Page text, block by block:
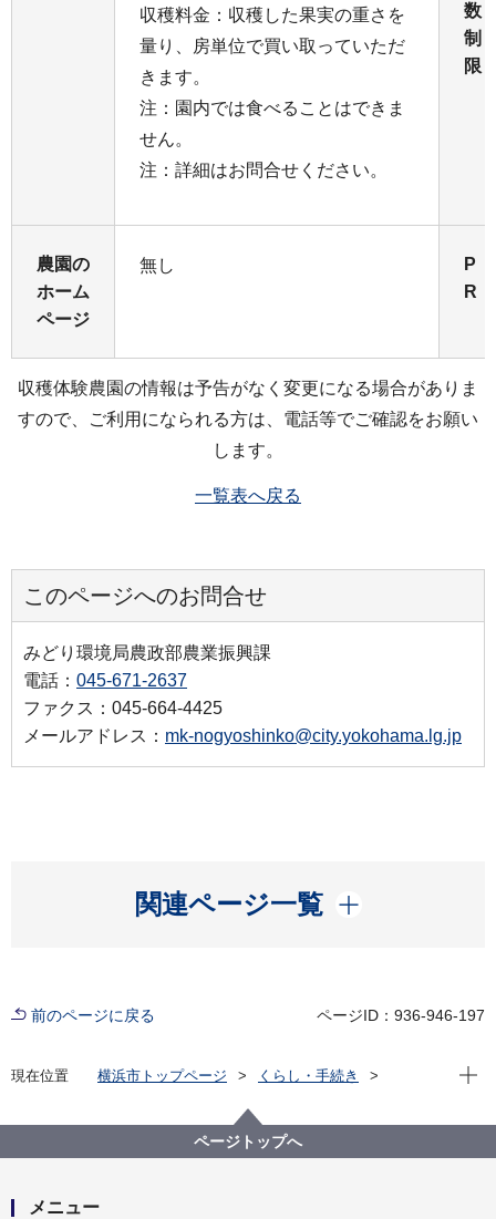
収穫料金：収穫した果実の重さを
量り、房単位で買い取っていただ
きます。
注：園内では食べることはできま
せん。
注：詳細はお問合せください。
数
制
限
農園の
ホーム
ページ
無し
P
R
収穫体験農園の情報は予告がなく変更になる場合がありま
すので、ご利用になられる方は、電話等でご確認をお願い
します。
一覧表へ戻る
このページへのお問合せ
みどり環境局農政部農業振興課
電話： 045-671-2637
ファクス：045-664-4425
メールアドレス： mk-nogyoshinko@city.yokohama.lg.jp
関連ページ一覧
開く
前のページに戻る ページID：936-946-197
現在位置 横浜市トップページ
くらし・手続き
横浜で農業・農体験「ふれる・親しむ」
収穫体験農園（もぎとりなど）
収穫体験農園名一覧
現在
ページトップへ
メニュー